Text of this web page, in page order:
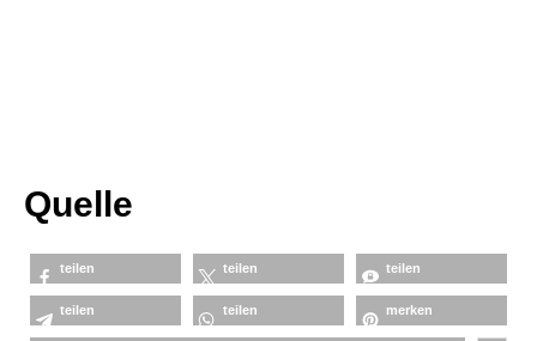
Quelle
teilen teilen teilen
teilen teilen merken